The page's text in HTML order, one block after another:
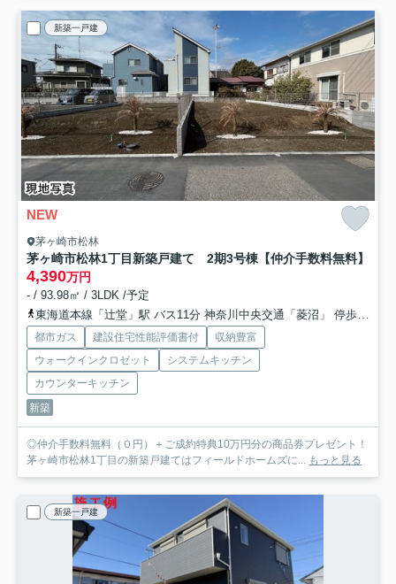
新築一戸建
NEW
茅ヶ崎市松林
茅ヶ崎市松林1丁目新築戸建て 2期3号棟 【仲介手数料無料】
4,390万円
- / 93.98㎡ / 3LDK /予定
東海道本線「辻堂」駅 バス11分 神奈川中央交通「菱沼」 停歩3分
都市ガス 建設住宅性能評価書付
収納豊富
ウォークインクロゼット
システムキッチン
カウンターキッチン
新築
◎仲介手数料無料（０円）＋ご成約特典10万円分の商品券プレゼント！
茅ヶ崎市松林1丁目の新築戸建てはフィールドホームズに... もっと見る
新築一戸建